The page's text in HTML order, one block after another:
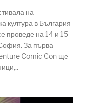
на
култура в България
проведе на 14 и 15
За първа
Comic Con ще